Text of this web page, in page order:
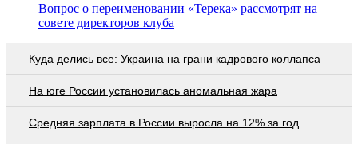
Вопрос о переименовании «Терека» рассмотрят на
совете директоров клуба
Куда делись все: Украина на грани кадрового коллапса
На юге России установилась аномальная жара
Средняя зарплата в России выросла на 12% за год